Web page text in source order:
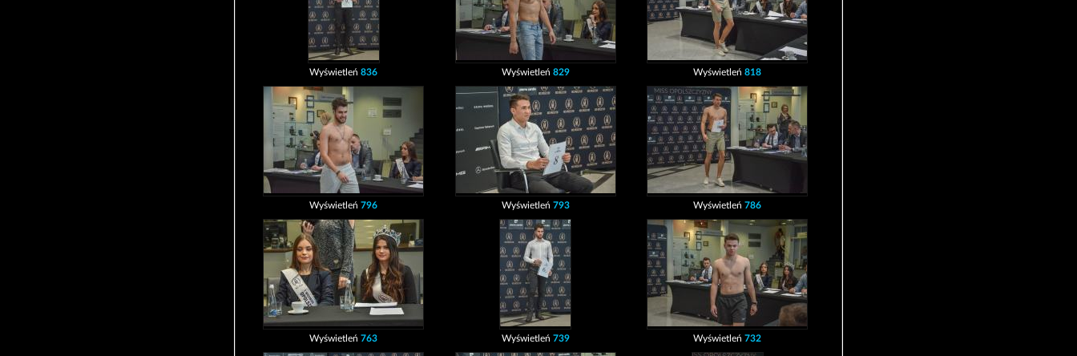
Wyświetleń836 Wyświetleń 829 Wyświetleń818
Wyświetleń796 Wyświetleń 793 Wyświetleń786
Wyświetleń763 Wyświetleń 739 Wyświetleń732